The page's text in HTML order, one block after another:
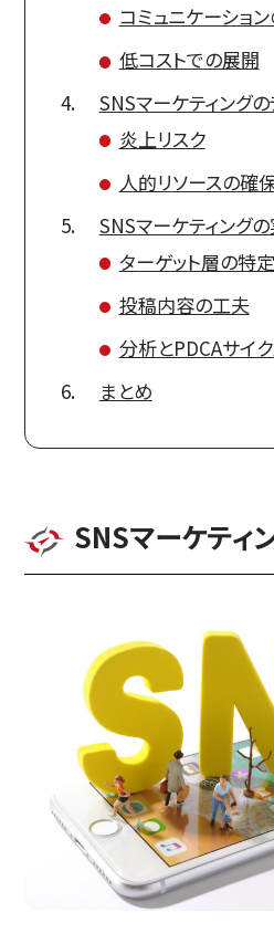
コミュニケーショ
低コストでの展開
SNSマーケティングの
炎上リスク
人的リソースの確
SNSマーケティング
ターゲット層の特定
投稿内容の工夫
分析とPDCAサイ
まとめ
SNSマーケティ